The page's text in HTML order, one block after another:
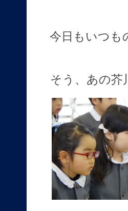
今日もいつも
そう、あの芥